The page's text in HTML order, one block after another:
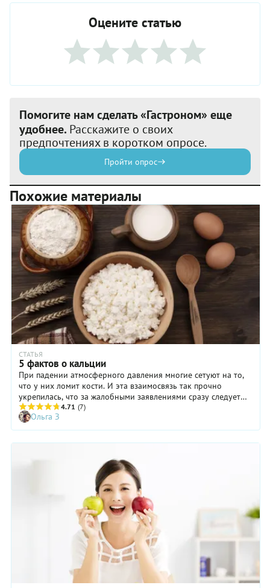
Оцените статью
Помогите нам сделать «Гастроном» еще
удобнее. Расскажите о своих
предпочтениях в коротком опросе.
Пройти опрос
Похожие материалы
СТАТЬЯ
5 фактов о кальции
При падении атмосферного давления многие сетуют на то,
что у них ломит кости. И эта взаимосвязь так прочно
укрепилась, что за жалобными заявлениями сразу следует
народная примета: «Это к плохой погоде». С приметами
спорить не станем, а только добавим, что это и к тому, что
из организма в очередной раз утекает кальций!
4.71 (7)
Ольга З